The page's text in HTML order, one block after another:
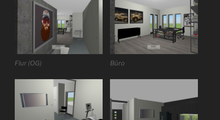
Flur (OG) Büro